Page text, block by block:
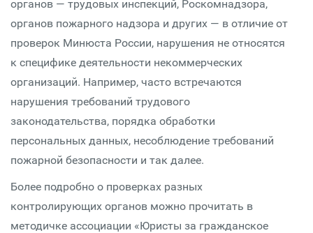
органов — трудовых инспекций, Роскомнадзора,
органов пожарного надзора и других — в отличие от
проверок Минюста России, нарушения не относятся
к специфике деятельности некоммерческих
организаций. Например, часто встречаются
нарушения требований трудового
законодательства, порядка обработки
персональных данных, несоблюдение требований
пожарной безопасности и так далее.
Более подробно о проверках разных
контролирующих органов можно прочитать в
методичке ассоциации «Юристы за гражданское